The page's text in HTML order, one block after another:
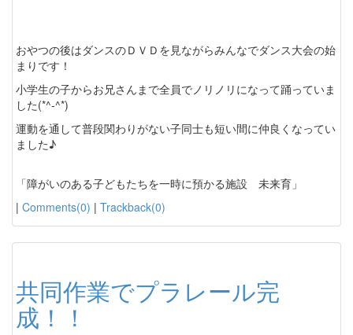
おやつの後はダンスのＤＶＤを見ながらみんなでダンス大会の始
まりです！
小学生の子からお兄さんまで全員でノリノリになって踊っていま
した(*^-^*)
運動を通して普段関わりがない子同士も短い間に仲良くなってい
ました♪
「障がいのある子どもたちを一時に預かる施設 未来育」
| Comments(0) | Trackback(0)
共同作業でプラレール完
成！！